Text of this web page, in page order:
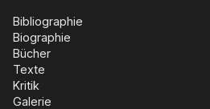
Bibliographie
Biographie
Bücher
Texte
Kritik
Galerie